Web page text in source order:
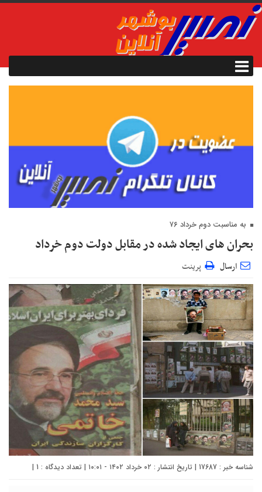
به مناسبت دوم خرداد ۷۶
بحران های ایجاد شده در مقابل دولت دوم خرداد
ارسال پرینت
شناسه خبر : 17687 | تاریخ انتشار : ۰۲ خرداد ۱۴۰۲ - ۱۰:۰۱ | تعداد دیدگاه : 1
|